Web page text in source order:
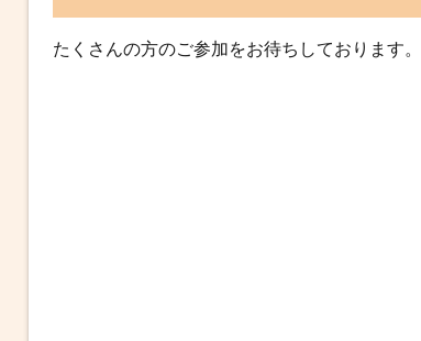
たくさんの方のご参加をお待ちしております。